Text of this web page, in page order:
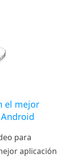
el mejor
para
aplicación